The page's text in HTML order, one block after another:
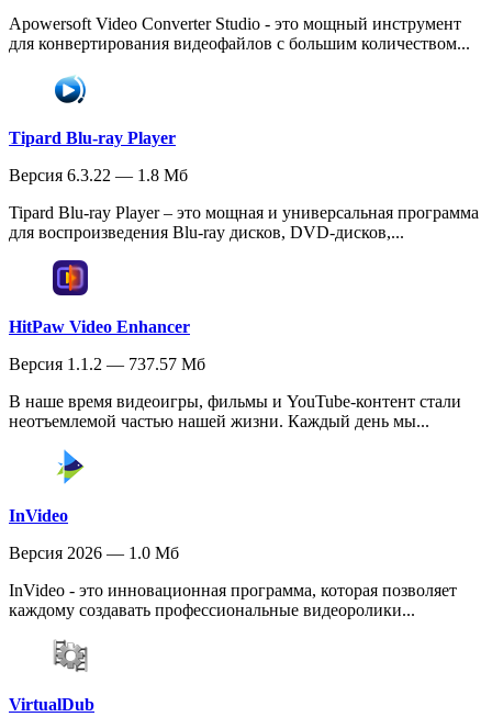
Apowersoft Video Converter Studio - это мощный инструмент
для конвертирования видеофайлов с большим количеством...
Tipard Blu-ray Player
Версия 6.3.22 — 1.8 Мб
Tipard Blu-ray Player – это мощная и универсальная программа
для воспроизведения Blu-ray дисков, DVD-дисков,...
HitPaw Video Enhancer
Версия 1.1.2 — 737.57 Мб
В наше время видеоигры, фильмы и YouTube-контент стали
неотъемлемой частью нашей жизни. Каждый день мы...
InVideo
Версия 2026 — 1.0 Мб
InVideo - это инновационная программа, которая позволяет
каждому создавать профессиональные видеоролики...
VirtualDub